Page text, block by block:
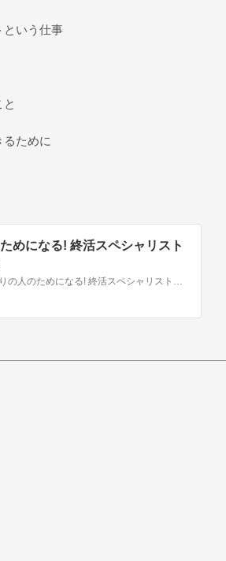
という仕事
ために
めになる! 終活スペシャリスト
Amazonで竹内 義彦の収入になる! 地域貢献になる! 周りの人のためになる! 終活スペシャリストになろう。アマゾンならポイント還元本が多数。竹内 義彦作品ほか、お急ぎ便対象商品は当日お届けも可能。また収入になる! 地域貢献になる! 周りの人のためになる! 終活スペシャリストになろうもアマゾン配送商品なら通常配送無料。